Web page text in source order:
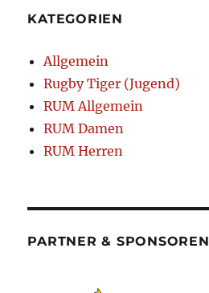
KATEGORIEN
Allgemein
Rugby Tiger (Jugend)
RUM Allgemein
RUM Damen
RUM Herren
PARTNER & SPONSOREN